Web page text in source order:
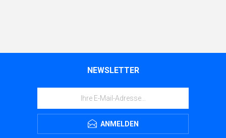
NEWSLETTER
ANMELDEN